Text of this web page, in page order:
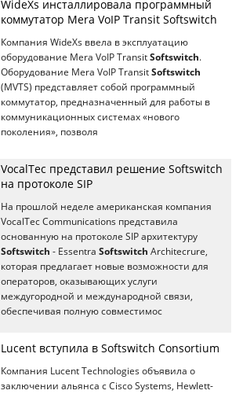
WideXs инсталлировала программный
коммутатор Mera VoIP Transit Softswitch
Компания WideXs ввела в эксплуатацию
оборудование Mera VoIP Transit Softswitch.
Оборудование Mera VoIP Transit Softswitch
(MVTS) представляет собой программный
коммутатор, предназначенный для работы в
коммуникационных системах «нового
поколения», позволя
VocalTec представил решение Softswitch
на протоколе SIP
На прошлой неделе американская компания
VocalTec Communications представила
основанную на протоколе SIP архитектуру
Softswitch - Essentra Softswitch Architecrure,
которая предлагает новые возможности для
операторов, оказывающих услуги
междугородной и международной связи,
обеспечивая полную совместимос
Lucent вступила в Softswitch Consortium
Компания Lucent Technologies объявила о
заключении альянса с Cisco Systems, Hewlett-